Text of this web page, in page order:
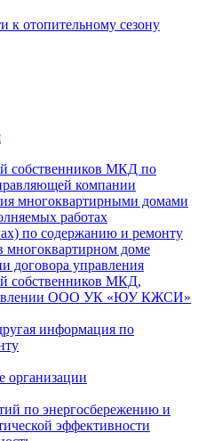
к отопительному сезону
собственников МКД по
компании
многоквартирными домами
работах
по содержанию и ремонту
многоквартирном доме
договора управления
собственников МКД,
ООО УК «ЮУ КЖСИ»
информация по
организации
по энергосбережению и
эффективности